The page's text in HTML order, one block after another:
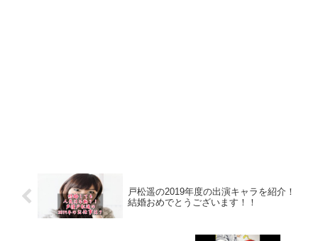
戸松遥の2019年度の出演キャラを紹介！
結婚おめでとうございます！！